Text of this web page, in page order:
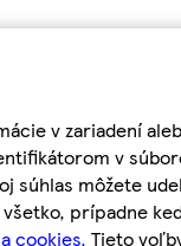
v zariadení
v
súhlas môžete
prípadne
cookies. Tieto